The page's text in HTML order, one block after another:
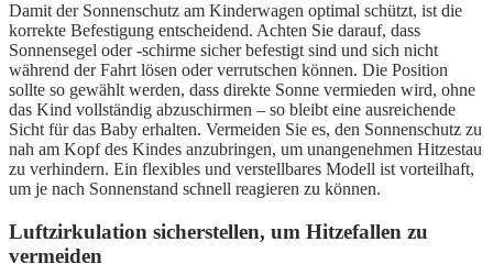
Damit der Sonnenschutz am Kinderwagen optimal schützt, ist die
korrekte Befestigung entscheidend. Achten Sie darauf, dass
Sonnensegel oder -schirme sicher befestigt sind und sich nicht
während der Fahrt lösen oder verrutschen können. Die Position
sollte so gewählt werden, dass direkte Sonne vermieden wird, ohne
das Kind vollständig abzuschirmen – so bleibt eine ausreichende
Sicht für das Baby erhalten. Vermeiden Sie es, den Sonnenschutz zu
nah am Kopf des Kindes anzubringen, um unangenehmen Hitzestau
zu verhindern. Ein flexibles und verstellbares Modell ist vorteilhaft,
um je nach Sonnenstand schnell reagieren zu können.
Luftzirkulation sicherstellen, um Hitzefallen zu
vermeiden